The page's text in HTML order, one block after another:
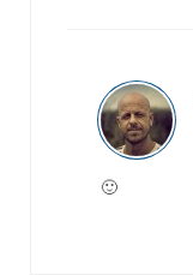
🙂